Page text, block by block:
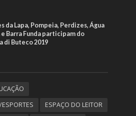
da Lapa, Pompeia, Perdizes, Água
e Barra Funda participam do
di Buteco 2019
ESPAÇO DO LEITOR